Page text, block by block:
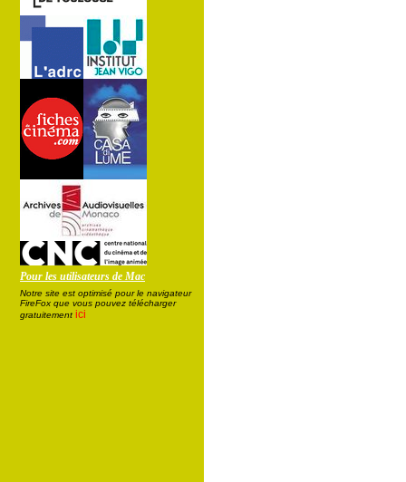
Pour les utilisateurs de Mac
Notre site est optimisé pour le navigateur
FireFox que vous pouvez télécharger
gratuitement ici